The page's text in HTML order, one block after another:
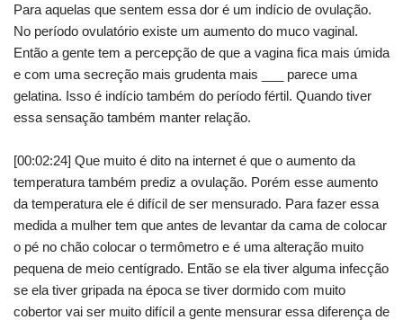
Para aquelas que sentem essa dor é um indício de ovulação.
No período ovulatório existe um aumento do muco vaginal.
Então a gente tem a percepção de que a vagina fica mais úmida
e com uma secreção mais grudenta mais ___ parece uma
gelatina. Isso é indício também do período fértil. Quando tiver
essa sensação também manter relação.
[00:02:24] Que muito é dito na internet é que o aumento da
temperatura também prediz a ovulação. Porém esse aumento
da temperatura ele é difícil de ser mensurado. Para fazer essa
medida a mulher tem que antes de levantar da cama de colocar
o pé no chão colocar o termômetro e é uma alteração muito
pequena de meio centígrado. Então se ela tiver alguma infecção
se ela tiver gripada na época se tiver dormido com muito
cobertor vai ser muito difícil a gente mensurar essa diferença de